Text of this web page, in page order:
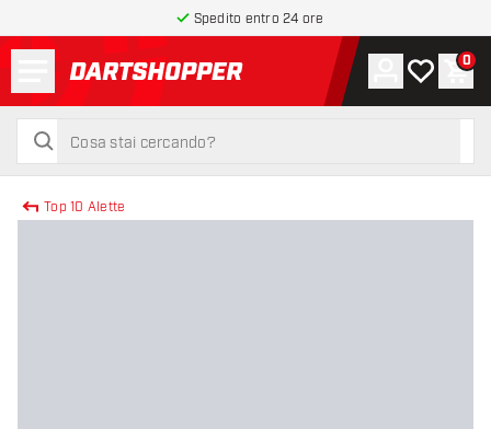
Spedito entro 24 ore
torna alla home page
cerca
cerca
Account
La mia0
Top 10 Alette